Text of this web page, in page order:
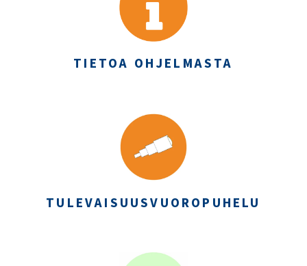
TIETOA OHJELMASTA
TULEVAISUUSVUOROPUHELU